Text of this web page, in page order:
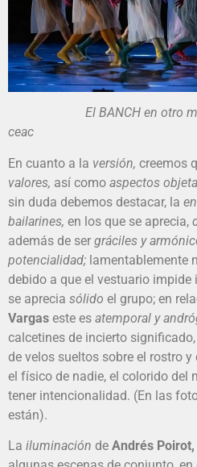
El BANCH en otro
ceac
En cuanto a la versión, creemos
valores, así como aspectos
sin duda debemos destacar, la
bailarines, en los que se aprecia,
además de ser gráciles y
potencialidad; lamentablemente
debido a que el vestuario
se aprecia sólido el grupo; en
Vargas este es atemporal y
calcetines de incierto
de velos sueltos sobre el rostro
el físico de nadie, el colorido del
tener intencionalidad. (En las
están).
La iluminación de Andrés Poirot,